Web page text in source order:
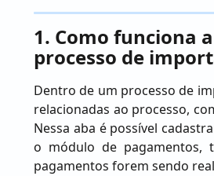
1. Como funciona
processo de
Dentro de um processo de
relacionadas ao processo,
Nessa aba é possível
o módulo de pagamentos,
pagamentos forem sendo